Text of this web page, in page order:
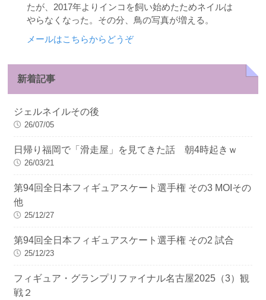
たが、2017年よりインコを飼い始めたためネイルは
やらなくなった。その分、鳥の写真が増える。
メールはこちらからどうぞ
新着記事
ジェルネイルその後
26/07/05
日帰り福岡で「滑走屋」を見てきた話 朝4時起きｗ
26/03/21
第94回全日本フィギュアスケート選手権 その3 MOIその
他
25/12/27
第94回全日本フィギュアスケート選手権 その2 試合
25/12/23
フィギュア・グランプリファイナル名古屋2025（3）観
戦２